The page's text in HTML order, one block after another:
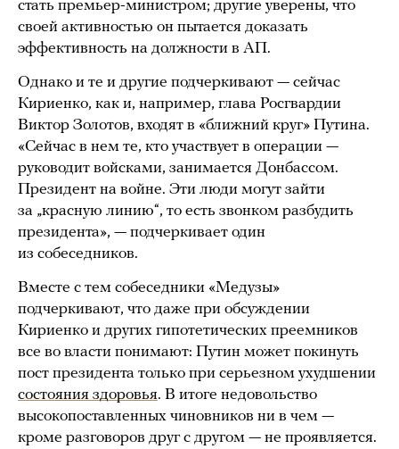
стать премьер-министром; другие уверены, что
своей активностью он пытается доказать
эффективность на должности в АП.
Однако и те и другие подчеркивают — сейчас
Кириенко, как и, например, глава Росгвардии
Виктор Золотов, входят в «ближний круг» Путина.
«Сейчас в нем те, кто участвует в операции —
руководит войсками, занимается Донбассом.
Президент на войне. Эти люди могут зайти
за „красную линию“, то есть звонком разбудить
президента», — подчеркивает один
из собеседников.
Вместе с тем собеседники «Медузы»
подчеркивают, что даже при обсуждении
Кириенко и других гипотетических преемников
все во власти понимают: Путин может покинуть
пост президента только при серьезном ухудшении
состояния здоровья. В итоге недовольство
высокопоставленных чиновников ни в чем —
кроме разговоров друг с другом — не проявляется.